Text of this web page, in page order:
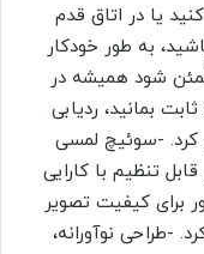
یا در اتاق قدم
به طور خودکار
شود همیشه در
بمانید، ردیابی
کرد. -سوئیچ لمسی
تنظیم با کارایی
برای کیفیت تصویر
-طراحی نوآورانه،